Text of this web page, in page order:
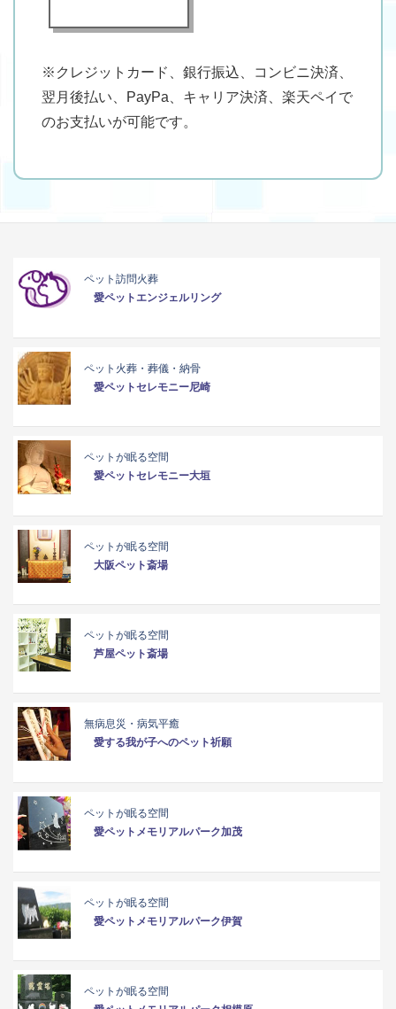
※クレジットカード、銀行振込、コンビニ決済、
翌月後払い、PayPa、キャリア決済、楽天ペイで
のお支払いが可能です。
ペット訪問火葬
愛ペットエンジェルリング
ペット火葬・葬儀・納骨
愛ペットセレモニー尼崎
ペットが眠る空間
愛ペットセレモニー大垣
ペットが眠る空間
大阪ペット斎場
ペットが眠る空間
芦屋ペット斎場
無病息災・病気平癒
愛する我が子へのペット祈願
ペットが眠る空間
愛ペットメモリアルパーク加茂
ペットが眠る空間
愛ペットメモリアルパーク伊賀
ペットが眠る空間